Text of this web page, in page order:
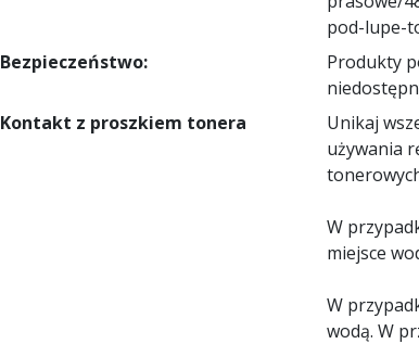
pod-lupe-
Bezpieczeństwo:
Produkty
Kontakt z proszkiem tonera
Unikaj
używania
W
miejsce
W
wodą. W